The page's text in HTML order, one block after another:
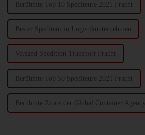
Berühmte Top 10 Spediteure 2021 Fracht
Bester Spediteur in Logistikunternehmen
Versand Spedition Transport Fracht
Berühmte Top 50 Spediteure 2021 Fracht
Berühmte Zitate der Global Container Agency